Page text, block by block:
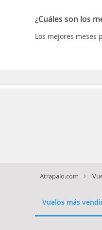
¿Cuáles son los
Los mejores meses
Atrapalo.com
Vuelos más